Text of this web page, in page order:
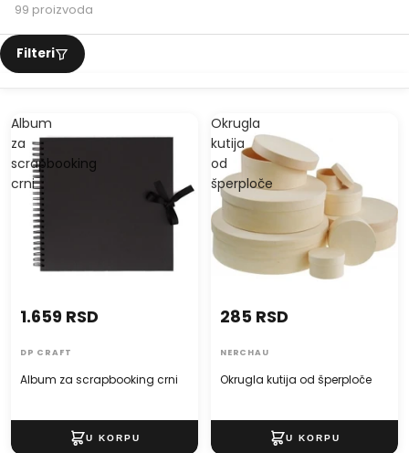
99 proizvoda
Album
za
scrapbooking
crni
Album za scrapbooking crni
1.659 RSD
DP CRAFT
Okrugla
kutija
od
šperploče
Okrugla kutija od šperploče
285 RSD
NERCHAU